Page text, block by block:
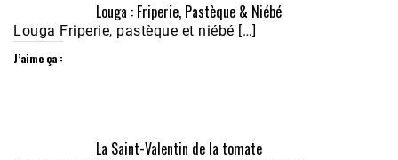
Nobana (Podologue)
Feb 24, 2021 • 28mn
Louga : Friperie, Pastèque & Niébé
Louga Friperie, pastèque et niébé […]
J’aime ça :
La Saint-Valentin de la tomate